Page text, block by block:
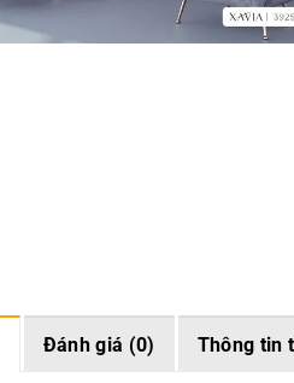
Đánh giá (0) Thông tin